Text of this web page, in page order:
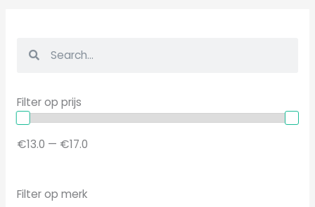
k
k
n
Filter op prijs
€13.0 — €17.0
Filter op merk